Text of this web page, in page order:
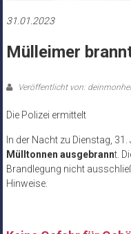
31.01.2023
Mülleimer
Veröffentlicht von:
Die Polizei ermittelt
In der Nacht zu Dienstag,
Mülltonnen ausgebrannt.
Brandlegung nicht
Hinweise.